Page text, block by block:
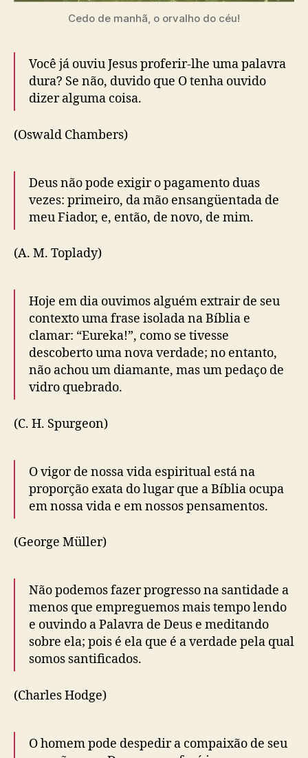
9
Cedo de manhã, o orvalho do céu!
Você já ouviu Jesus proferir-lhe uma palavra
dura? Se não, duvido que O tenha ouvido
dizer alguma coisa.
(Oswald Chambers)
Deus não pode exigir o pagamento duas
vezes: primeiro, da mão ensangüentada de
meu Fiador, e, então, de novo, de mim.
(A. M. Toplady)
Hoje em dia ouvimos alguém extrair de seu
contexto uma frase isolada na Bíblia e
clamar: “Eureka!”, como se tivesse
descoberto uma nova verdade; no entanto,
não achou um diamante, mas um pedaço de
vidro quebrado.
(C. H. Spurgeon)
O vigor de nossa vida espiritual está na
proporção exata do lugar que a Bíblia ocupa
em nossa vida e em nossos pensamentos.
(George Müller)
Não podemos fazer progresso na santidade a
menos que empreguemos mais tempo lendo
e ouvindo a Palavra de Deus e meditando
sobre ela; pois é ela que é a verdade pela qual
somos santificados.
(Charles Hodge)
O homem pode despedir a compaixão de seu